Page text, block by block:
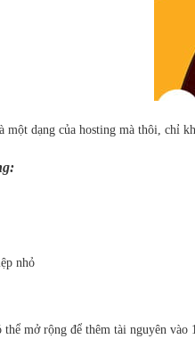
một dạng của hosting mà thôi, chỉ
nhỏ
mở rộng để thêm tài nguyên vào